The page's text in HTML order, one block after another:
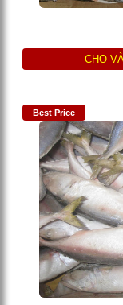
CHO
Best Price